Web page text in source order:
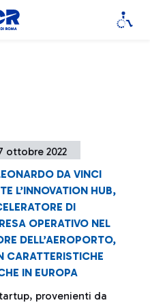
ottobre 2022
DA VINCI
L’INNOVATION HUB,
DI
OPERATIVO NEL
DELL’AEROPORTO,
CARATTERISTICHE
IN EUROPA
provenienti da